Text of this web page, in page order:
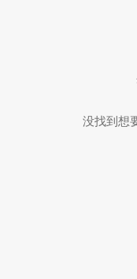
没找到想